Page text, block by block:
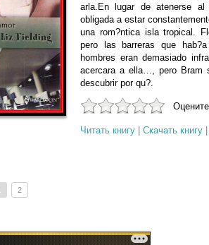
arla.En lugar de atenerse
obligada a estar
una rom?ntica isla tropical.
pero las barreras que
hombres eran demasiado
acercara a ella…, pero Bram
descubrir por qu?.
Читать книгу Скачать книгу
2